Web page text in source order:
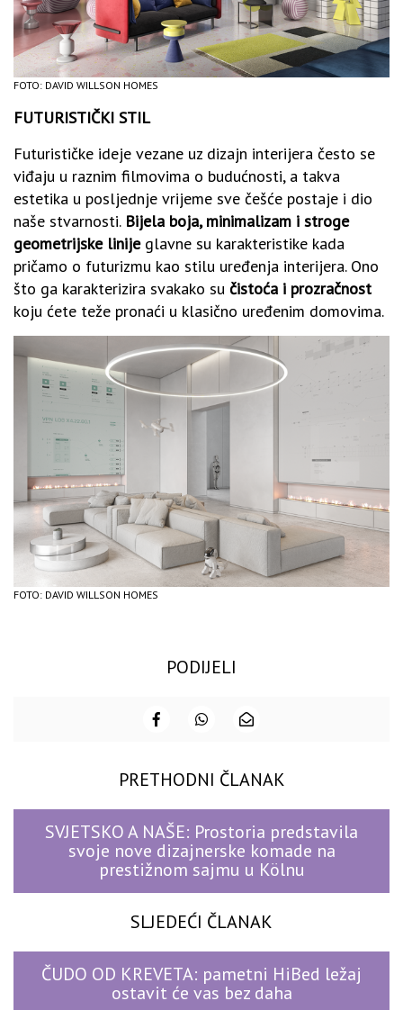
FOTO: DAVID WILLSON HOMES
FUTURISTIČKI STIL
Futurističke ideje vezane uz dizajn interijera često se
viđaju u raznim filmovima o budućnosti, a takva
estetika u posljednje vrijeme sve češće postaje i dio
naše stvarnosti. Bijela boja, minimalizam i stroge
geometrijske linijeglavne su karakteristike kada
pričamo o futurizmu kao stilu uređenja interijera. Ono
što ga karakterizira svakako su čistoća i prozračnost
koju ćete teže pronaći u klasično uređenim domovima.
FOTO: DAVID WILLSON HOMES
PODIJELI
PRETHODNI ČLANAK
SVJETSKO A NAŠE: Prostoria predstavila
svoje nove dizajnerske komade na
prestižnom sajmu u Kölnu
SLJEDEĆI ČLANAK
ČUDO OD KREVETA: pametni HiBed ležaj
ostavit će vas bez daha